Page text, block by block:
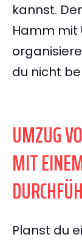
kannst.
Hamm mit
du nicht
UMZUG
MIT
Planst du